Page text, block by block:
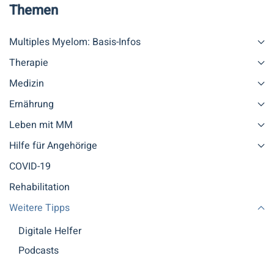
Themen
Multiples Myelom: Basis-Infos
Therapie
Medizin
Ernährung
Leben mit MM
Hilfe für Angehörige
COVID-19
Rehabilitation
Weitere Tipps
Digitale Helfer
Podcasts